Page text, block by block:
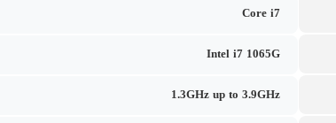
Core i7
Intel i7 1065G
1.3GHz up to 3.9GHz